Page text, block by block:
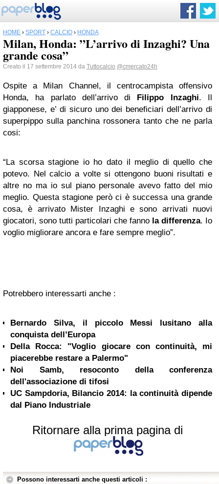
HOME › SPORT › CALCIO › HONDA
Milan, Honda: ”L’arrivo di Inzaghi? Una
grande cosa”
Creato il 17 settembre 2014 da Tuttocalcio @cmercato24h
Ospite a Milan Channel, il centrocampista offensivo
Honda, ha parlato dell’arrivo di Filippo Inzaghi. Il
giapponese, e’ di sicuro uno dei beneficiari dell’arrivo di
superpippo sulla panchina rossonera tanto che ne parla
cosi:
“La scorsa stagione io ho dato il meglio di quello che
potevo. Nel calcio a volte si ottengono buoni risultati e
altre no ma io sul piano personale avevo fatto del mio
meglio. Questa stagione però ci è successa una grande
cosa, è arrivato Mister Inzaghi e sono arrivati nuovi
giocatori, sono tutti particolari che fanno la differenza. Io
voglio migliorare ancora e fare sempre meglio”.
Potrebbero interessarti anche :
Bernardo Silva, il piccolo Messi lusitano alla
conquista dell’Europa
Della Rocca: "Voglio giocare con continuità, mi
piacerebbe restare a Palermo"
Noi Samb, resoconto della conferenza
dell'associazione di tifosi
UC Sampdoria, Bilancio 2014: la continuità dipende
dal Piano Industriale
Ritornare alla prima pagina di
Possono interessarti anche questi articoli :